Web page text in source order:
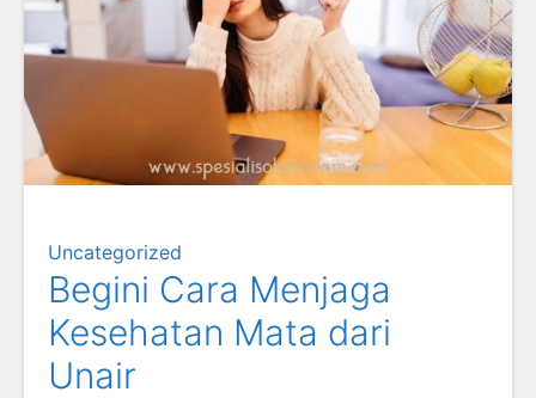
Uncategorized
Begini Cara Menjaga
Kesehatan Mata dari
Unair